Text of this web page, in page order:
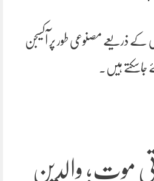
کے ذریعے مصنوعی طور پر آکسیجن
جاسکتے ہیں۔
موت؛ والدین